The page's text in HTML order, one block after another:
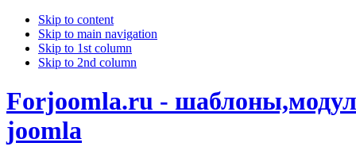
Skip to content
Skip to main navigation
Skip to 1st column
Skip to 2nd column
Forjoomla.ru -
joomla